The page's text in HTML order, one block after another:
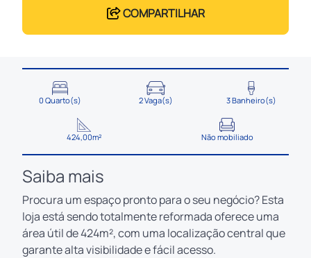
COMPARTILHAR
0 Quarto(s) 2 Vaga(s) 3 Banheiro(s)
424,00m² Não mobiliado
Saiba mais
Procura um espaço pronto para o seu negócio? Esta
loja está sendo totalmente reformada oferece uma
área útil de 424m², com uma localização central que
garante alta visibilidade e fácil acesso.